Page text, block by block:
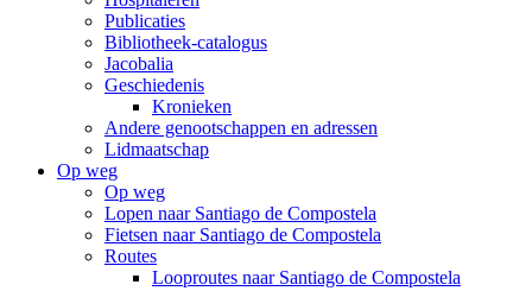
Publicaties
Bibliotheek-catalogus
Jacobalia
Geschiedenis
Kronieken
Andere genootschappen en adressen
Lidmaatschap
Op weg
Op weg
Lopen naar Santiago de Compostela
Fietsen naar Santiago de Compostela
Routes
Looproutes naar Santiago de Compostela